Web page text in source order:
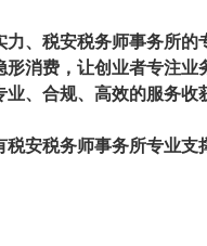
力、税安税务师事务所的
消费，让创业者专注业
、合规、高效的服务收
安税务师事务所专业支